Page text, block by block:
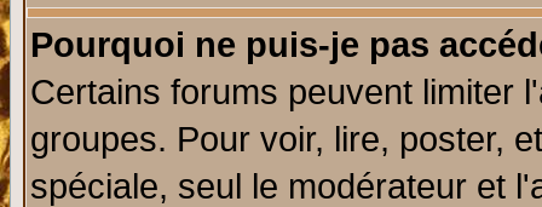
Pourquoi ne puis-je pas
Certains forums peuvent limiter
groupes. Pour voir, lire, poster,
spéciale, seul le modérateur et